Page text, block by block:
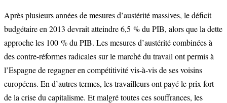
Après plusieurs années de mesures d’austérité massives, le déficit
budgétaire en 2013 devrait atteindre 6,5 % du PIB, alors que la dette
approche les 100 % du PIB. Les mesures d’austérité combinées à
des contre-réformes radicales sur le marché du travail ont permis à
l’Espagne de regagner en compétitivité vis-à-vis de ses voisins
européens. En d’autres termes, les travailleurs ont payé le prix fort
de la crise du capitalisme. Et malgré toutes ces souffrances, les